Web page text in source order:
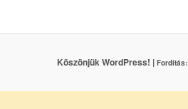
Köszönjük WordPress! | Fordítás: